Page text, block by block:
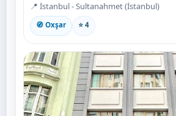
📍 İstanbul - Sultanahmet (İstanbul)
🧭 Oxşar ⭐ 4